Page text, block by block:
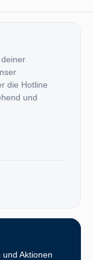
die Hotline
und
Aktionen